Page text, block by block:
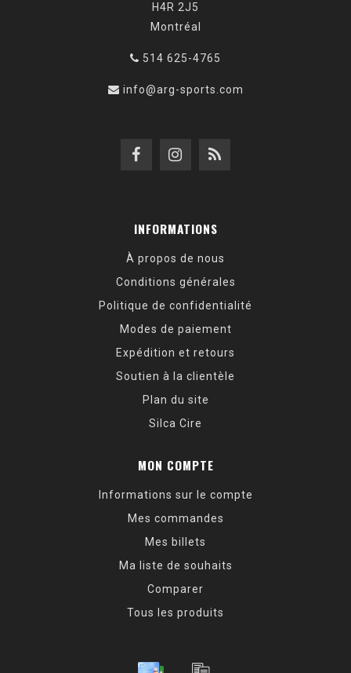
H4R 2J5
Montréal
514 625-4765
info@arg-sports.com
INFORMATIONS
À propos de nous
Conditions générales
Politique de confidentialité
Modes de paiement
Expédition et retours
Soutien à la clientèle
Plan du site
Silca Cire
MON COMPTE
Informations sur le compte
Mes commandes
Mes billets
Ma liste de souhaits
Comparer
Tous les produits